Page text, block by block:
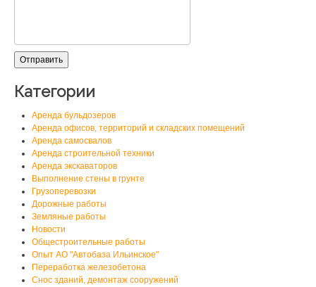
Категории
Аренда бульдозеров
Аренда офисов, территорий и складских помещений
Аренда самосвалов
Аренда строительной техники
Аренда экскаваторов
Выполнение стены в грунте
Грузоперевозки
Дорожные работы
Земляные работы
Новости
Общестроительные работы
Опыт АО "Автобаза Ильинское"
Переработка железобетона
Снос зданий, демонтаж сооружений